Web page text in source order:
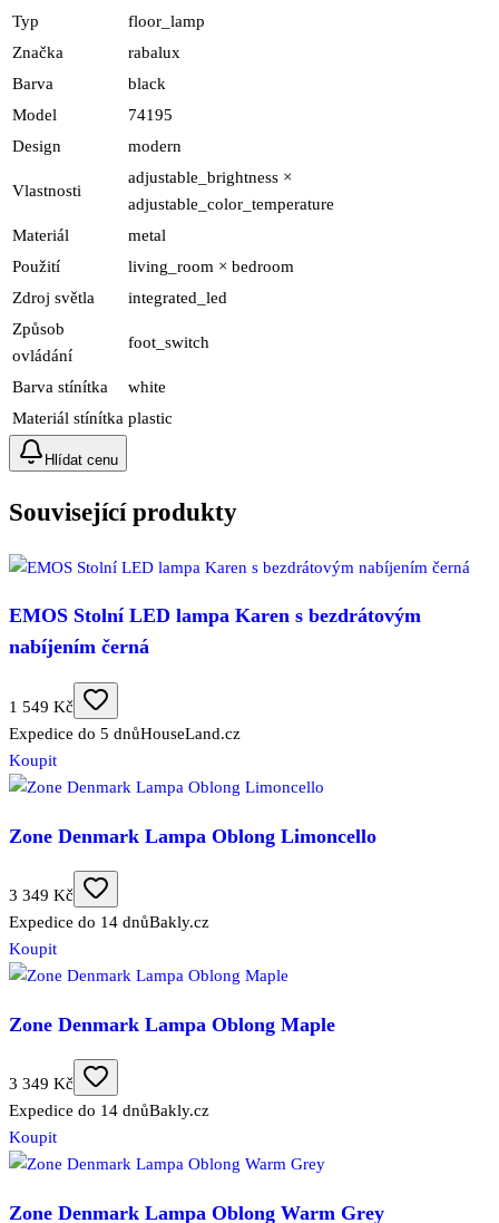
Typ
floor_lamp
Značka
rabalux
Barva
black
Model
74195
Design
modern
Vlastnosti
adjustable_brightness ×
adjustable_color_temperature
Materiál
metal
Použití
living_room × bedroom
Zdroj světla
integrated_led
Způsob
ovládání
foot_switch
Barva stínítka
white
Materiál stínítka plastic
Hlídat cenu
Související produkty
EMOS Stolní LED lampa Karen s bezdrátovým
nabíjením černá
1 549 Kč
Expedice do 5 dnůHouseLand.cz
Koupit
Zone Denmark Lampa Oblong Limoncello
3 349 Kč
Expedice do 14 dnůBakly.cz
Koupit
Zone Denmark Lampa Oblong Maple
3 349 Kč
Expedice do 14 dnůBakly.cz
Koupit
Zone Denmark Lampa Oblong Warm Grey